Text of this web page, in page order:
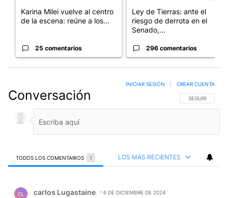
Karina Milei vuelve al centro
de la escena: reúne a los...
25 comentarios
Ley de Tierras: ante el
riesgo de derrota en el
Senado,...
296 comentarios
Conversación SIGA ESTA
SEGUIR
INICIAR SESIÓN CREAR CUENTA
TODOS LOS COMENTARIOS 1 LOS MÁS RECIENTES
CL carlos Lugastaine 6 DE DICIEMBRE DE 2024